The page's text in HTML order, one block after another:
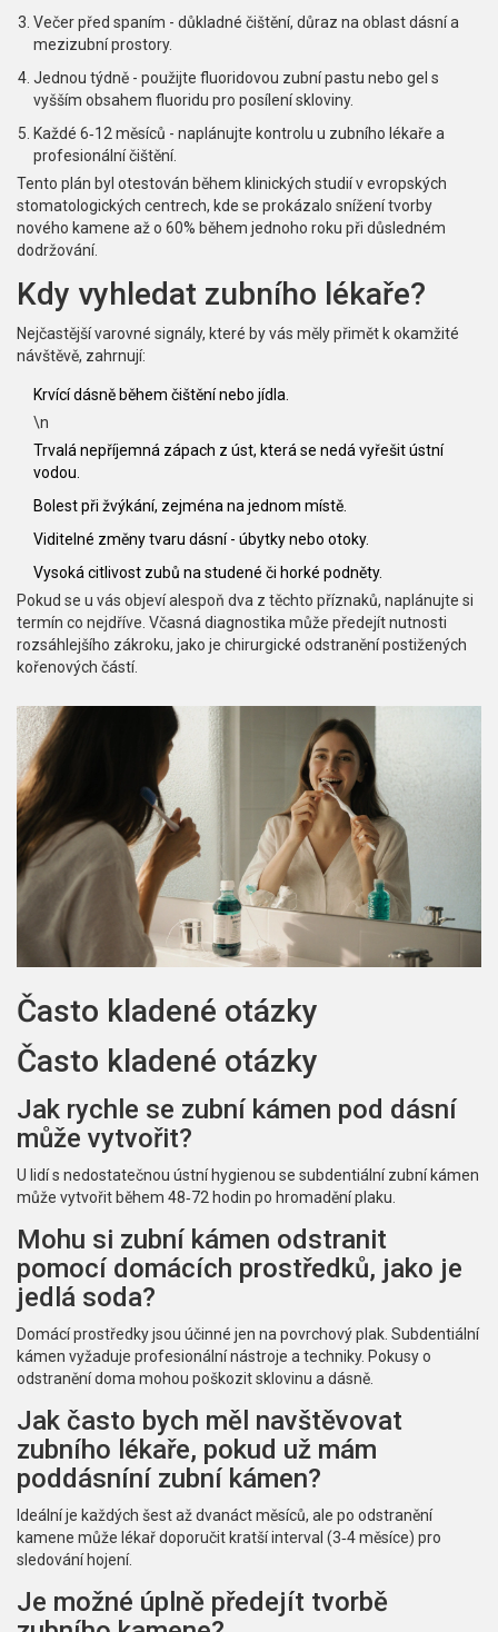
Večer před spaním - důkladné čištění, důraz na oblast dásní a
mezizubní prostory.
Jednou týdně - použijte fluoridovou zubní pastu nebo gel s
vyšším obsahem fluoridu pro posílení skloviny.
Každé 6‑12 měsíců - naplánujte kontrolu u zubního lékaře a
profesionální čištění.
Tento plán byl otestován během klinických studií v evropských
stomatologických centrech, kde se prokázalo snížení tvorby
nového kamene až o 60% během jednoho roku při důsledném
dodržování.
Kdy vyhledat zubního lékaře?
Nejčastější varovné signály, které by vás měly přimět k okamžité
návštěvě, zahrnují:
Krvící dásně během čištění nebo jídla.
\n
Trvalá nepříjemná zápach z úst, která se nedá vyřešit ústní
vodou.
Bolest při žvýkání, zejména na jednom místě.
Viditelné změny tvaru dásní - úbytky nebo otoky.
Vysoká citlivost zubů na studené či horké podněty.
Pokud se u vás objeví alespoň dva z těchto příznaků, naplánujte si
termín co nejdříve. Včasná diagnostika může předejít nutnosti
rozsáhlejšího zákroku, jako je chirurgické odstranění postižených
kořenových částí.
Často kladené otázky
Často kladené otázky
Jak rychle se zubní kámen pod dásní
může vytvořit?
U lidí s nedostatečnou ústní hygienou se subdentiální zubní kámen
může vytvořit během 48‑72 hodin po hromadění plaku.
Mohu si zubní kámen odstranit
pomocí domácích prostředků, jako je
jedlá soda?
Domácí prostředky jsou účinné jen na povrchový plak. Subdentiální
kámen vyžaduje profesionální nástroje a techniky. Pokusy o
odstranění doma mohou poškozit sklovinu a dásně.
Jak často bych měl navštěvovat
zubního lékaře, pokud už mám
poddásníní zubní kámen?
Ideální je každých šest až dvanáct měsíců, ale po odstranění
kamene může lékař doporučit kratší interval (3‑4 měsíce) pro
sledování hojení.
Je možné úplně předejít tvorbě